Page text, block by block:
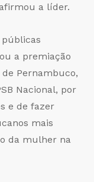
a líder.
a premiação
Pernambuco,
Nacional, por
e de fazer
mais
da mulher na